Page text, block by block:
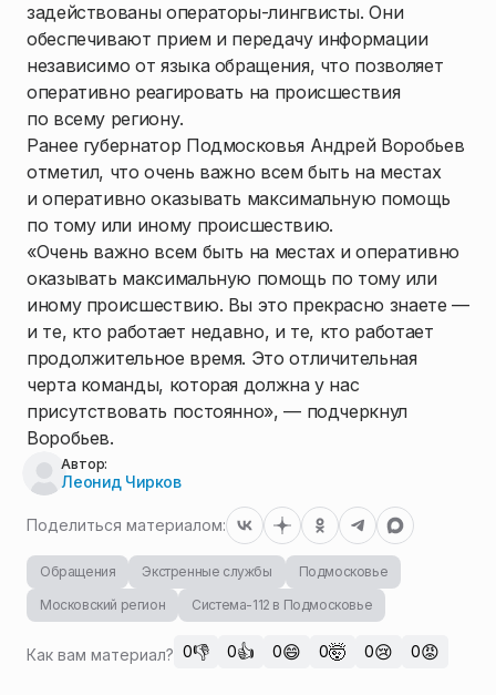
задействованы операторы-лингвисты. Они
обеспечивают прием и передачу информации
независимо от языка обращения, что позволяет
оперативно реагировать на происшествия
по всему региону.
Ранее губернатор Подмосковья Андрей Воробьев
отметил, что очень важно всем быть на местах
и оперативно оказывать максимальную помощь
по тому или иному происшествию.
«Очень важно всем быть на местах и оперативно
оказывать максимальную помощь по тому или
иному происшествию. Вы это прекрасно знаете —
и те, кто работает недавно, и те, кто работает
продолжительное время. Это отличительная
черта команды, которая должна у нас
присутствовать постоянно», — подчеркнул
Воробьев.
Автор:
Леонид Чирков
Поделиться материалом:
Обращения Экстренные службы
Подмосковье
Московский регион
Система-112 в Подмосковье
Как вам материал? 0👎 0👍 0😄 0🤯 0😢 0😡